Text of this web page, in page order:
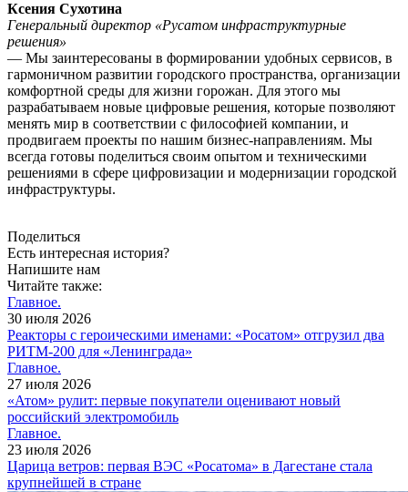
Ксения Сухотина
Генеральный директор «Русатом инфраструктурные
решения»
— Мы заинтересованы в формировании удобных сервисов, в
гармоничном развитии городского пространства, организации
комфортной среды для жизни горожан. Для этого мы
разрабатываем новые цифровые решения, которые позволяют
менять мир в соответствии с философией компании, и
продвигаем проекты по нашим бизнес-направлениям. Мы
всегда готовы поделиться своим опытом и техническими
решениями в сфере цифровизации и модернизации городской
инфраструктуры.
Поделиться
Есть интересная история?
Напишите нам
Читайте также:
Главное.
30 июля 2026
Реакторы с героическими именами: «Росатом» отгрузил два
РИТМ-200 для «Ленинграда»
Главное.
27 июля 2026
«Атом» рулит: первые покупатели оценивают новый
российский электромобиль
Главное.
23 июля 2026
Царица ветров: первая ВЭС «Росатома» в Дагестане стала
крупнейшей в стране